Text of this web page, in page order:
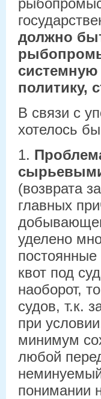
должно
политику,
В связи с
хотелось
1.
(возврата
главных
уделено
квот под
наоборот,
судов, т.к.
при
минимум
любой
понимании